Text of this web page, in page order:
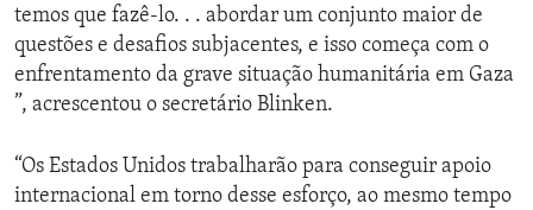
temos que fazê-lo. . . abordar um conjunto maior de
questões e desafios subjacentes, e isso começa com o
enfrentamento da grave situação humanitária em Gaza
”, acrescentou o secretário Blinken.
“Os Estados Unidos trabalharão para conseguir apoio
internacional em torno desse esforço, ao mesmo tempo